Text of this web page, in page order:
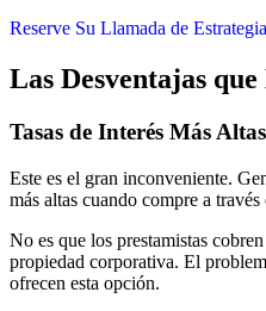
Reserve Su Llamada de Estrategia
Las Desventajas
Tasas de Interés Más Altas
Este es el gran inconveniente.
más altas cuando compre a
No es que los prestamistas
propiedad corporativa. El
ofrecen esta opción.